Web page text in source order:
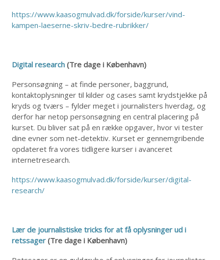
https://www.kaasogmulvad.dk/forside/kurser/vind-
kampen-laeserne-skriv-bedre-rubrikker/
Digital research (Tre dage i København)
Personsøgning – at finde personer, baggrund,
kontaktoplysninger til kilder og cases samt krydstjekke på
kryds og tværs – fylder meget i journalisters hverdag, og
derfor har netop personsøgning en central placering på
kurset. Du bliver sat på en række opgaver, hvor vi tester
dine evner som net-detektiv. Kurset er gennemgribende
opdateret fra vores tidligere kurser i avanceret
internetresearch.
https://www.kaasogmulvad.dk/forside/kurser/digital-
research/
Lær de journalistiske tricks for at få oplysninger ud i
retssager (Tre dage i København)